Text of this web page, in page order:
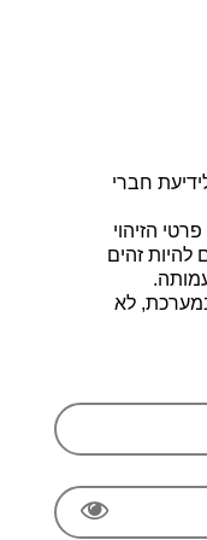
חברי
הזיהוי
להיות זהים
לא